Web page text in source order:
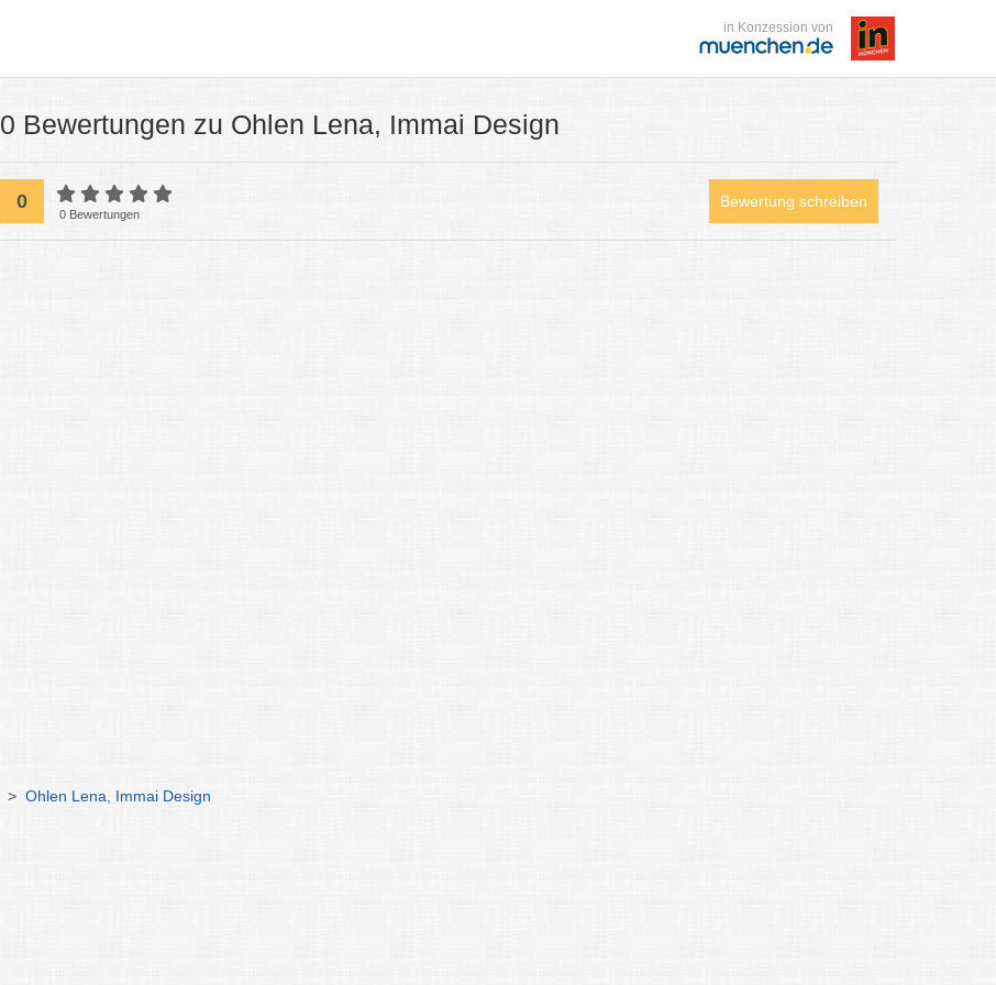
in Konzession von
0 Bewertungen zu Ohlen Lena, Immai Design
0
0 Bewertungen
Bewertung schreiben
> Ohlen Lena, Immai Design